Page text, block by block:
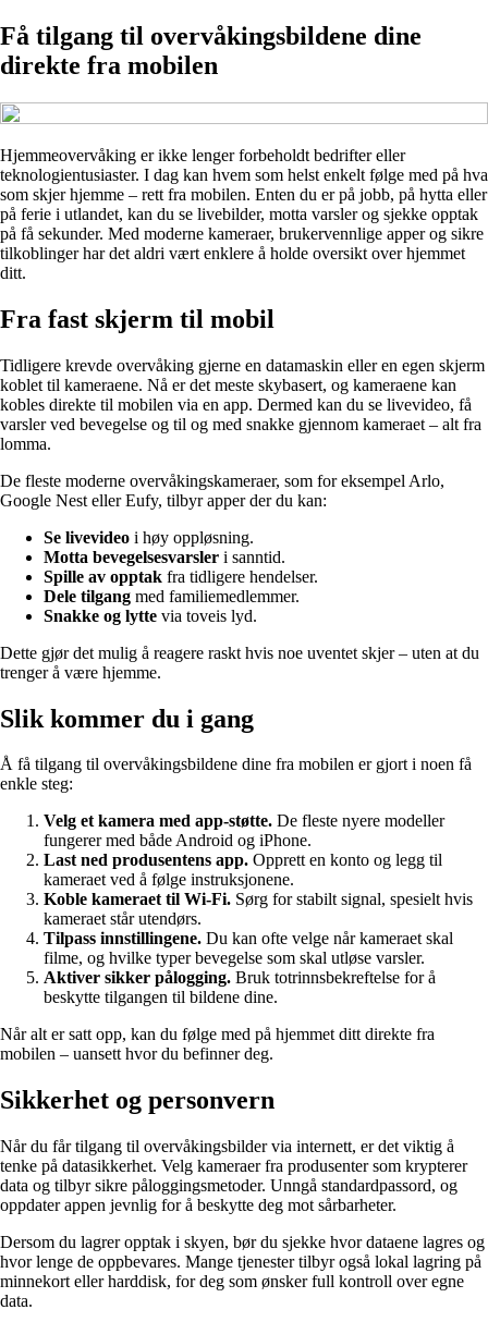
Få tilgang til overvåkingsbildene dine
direkte fra mobilen
Hjemmeovervåking er ikke lenger forbeholdt bedrifter eller
teknologientusiaster. I dag kan hvem som helst enkelt følge med på hva
som skjer hjemme – rett fra mobilen. Enten du er på jobb, på hytta eller
på ferie i utlandet, kan du se livebilder, motta varsler og sjekke opptak
på få sekunder. Med moderne kameraer, brukervennlige apper og sikre
tilkoblinger har det aldri vært enklere å holde oversikt over hjemmet
ditt.
Fra fast skjerm til mobil
Tidligere krevde overvåking gjerne en datamaskin eller en egen skjerm
koblet til kameraene. Nå er det meste skybasert, og kameraene kan
kobles direkte til mobilen via en app. Dermed kan du se livevideo, få
varsler ved bevegelse og til og med snakke gjennom kameraet – alt fra
lomma.
De fleste moderne overvåkingskameraer, som for eksempel Arlo,
Google Nest eller Eufy, tilbyr apper der du kan:
Se livevideo i høy oppløsning.
Motta bevegelsesvarsler i sanntid.
Spille av opptak fra tidligere hendelser.
Dele tilgang med familiemedlemmer.
Snakke og lytte via toveis lyd.
Dette gjør det mulig å reagere raskt hvis noe uventet skjer – uten at du
trenger å være hjemme.
Slik kommer du i gang
Å få tilgang til overvåkingsbildene dine fra mobilen er gjort i noen få
enkle steg:
Velg et kamera med app-støtte. De fleste nyere modeller
fungerer med både Android og iPhone.
Last ned produsentens app. Opprett en konto og legg til
kameraet ved å følge instruksjonene.
Koble kameraet til Wi‑Fi. Sørg for stabilt signal, spesielt hvis
kameraet står utendørs.
Tilpass innstillingene. Du kan ofte velge når kameraet skal
filme, og hvilke typer bevegelse som skal utløse varsler.
Aktiver sikker pålogging. Bruk totrinnsbekreftelse for å
beskytte tilgangen til bildene dine.
Når alt er satt opp, kan du følge med på hjemmet ditt direkte fra
mobilen – uansett hvor du befinner deg.
Sikkerhet og personvern
Når du får tilgang til overvåkingsbilder via internett, er det viktig å
tenke på datasikkerhet. Velg kameraer fra produsenter som krypterer
data og tilbyr sikre påloggingsmetoder. Unngå standardpassord, og
oppdater appen jevnlig for å beskytte deg mot sårbarheter.
Dersom du lagrer opptak i skyen, bør du sjekke hvor dataene lagres og
hvor lenge de oppbevares. Mange tjenester tilbyr også lokal lagring på
minnekort eller harddisk, for deg som ønsker full kontroll over egne
data.